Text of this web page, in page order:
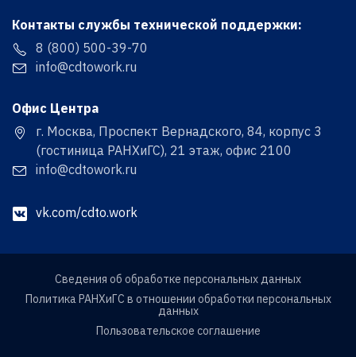
Контакты службы технической поддержки:
8 (800) 500-39-70
info@cdtowork.ru
Офис Центра
г. Москва, Проспект Вернадского, 84, корпус 3
(гостиница РАНХиГС), 21 этаж, офис 2100
info@cdtowork.ru
vk.com/cdto.work
Сведения об обработке персональных данных
Политика РАНХиГС в отношении обработки персональных
данных
Пользовательское соглашение